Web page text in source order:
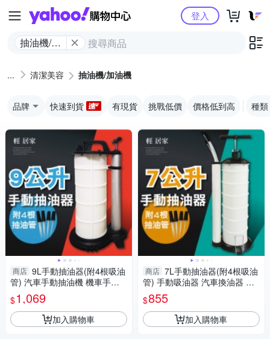
Yahoo購物中心
抽油機/加
登入
清潔美容 抽油機/加油機
品牌 快速到貨 有現貨 挑戰低價 價格低到高 種類
商店 9L手動抽油器(附4根吸油
管) 汽車手動抽油機 機車手動
抽油機 車用吸油器 抽油泵-輕
居家8454
$1,069
加入購物車
商店 7L手動抽油器(附4根吸油
管) 手動吸油器 汽車換油器 機
車抽油機 手動抽油泵-輕居家84
53
$855
加入購物車